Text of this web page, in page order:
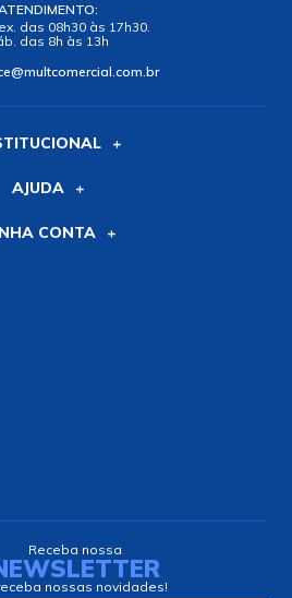
das 08h30 às 17h30.
das 8h às 13h
AJUDA
CONTA
Receba nossa
nossas novidades!